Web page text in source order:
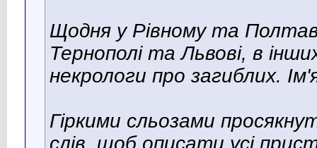
Щодня у Рівному та
Тернополі та Львові, в
некрологи про загиблих.
Гіркими сльозами